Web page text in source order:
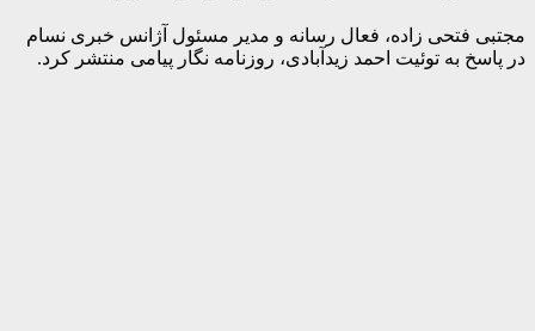
مجتبی فتحی زاده، فعال رسانه و مدیر مسئول آژانس خبری نسام
در پاسخ به توئیت احمد زیدآبادی، روزنامه نگار پیامی منتشر کرد.